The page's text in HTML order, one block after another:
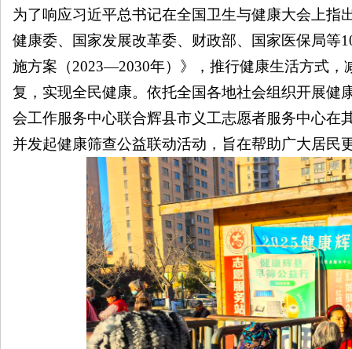
为了响应习近平总书记在全国卫生与健康大会上指
健康委、国家发展改革委、财政部、国家医保局
施方案（2023—2030年）》，推行健康生活方式
复，实现全民健康。依托全国各地社会组织开展健
会工作服务中心联合辉县市义工志愿者服务中心在
并发起健康筛查公益联动活动，旨在帮助广大居民